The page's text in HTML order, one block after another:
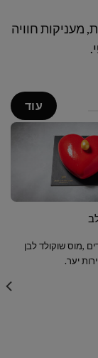
מעניקות חוויה
עוד
,מוס שוקולד לבן
יער.